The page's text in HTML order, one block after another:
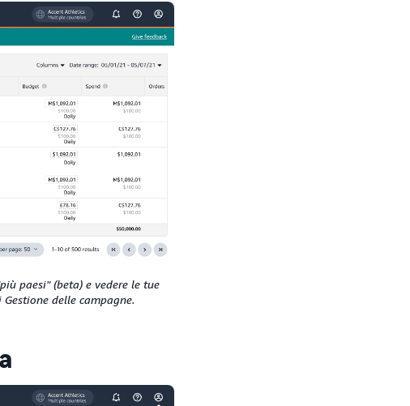
paesi" (beta) e vedere le tue
delle campagne.